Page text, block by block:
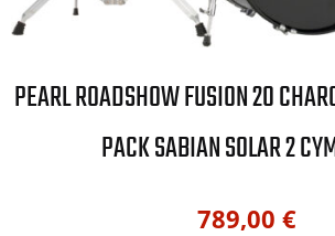
PEARL ROADSHOW FUSION 20
PACK SABIAN SOLAR 2
789,00 €